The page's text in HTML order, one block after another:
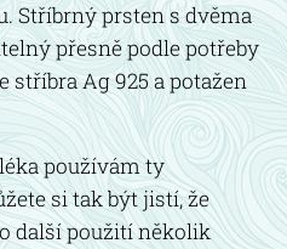
Stříbrný prsten s dvěma
přesně podle potřeby
stříbra Ag 925 a potažen
používám ty
si tak být jistí, že
další použití několik